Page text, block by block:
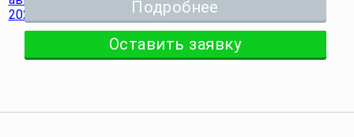
Подробнее
Оставить заявку